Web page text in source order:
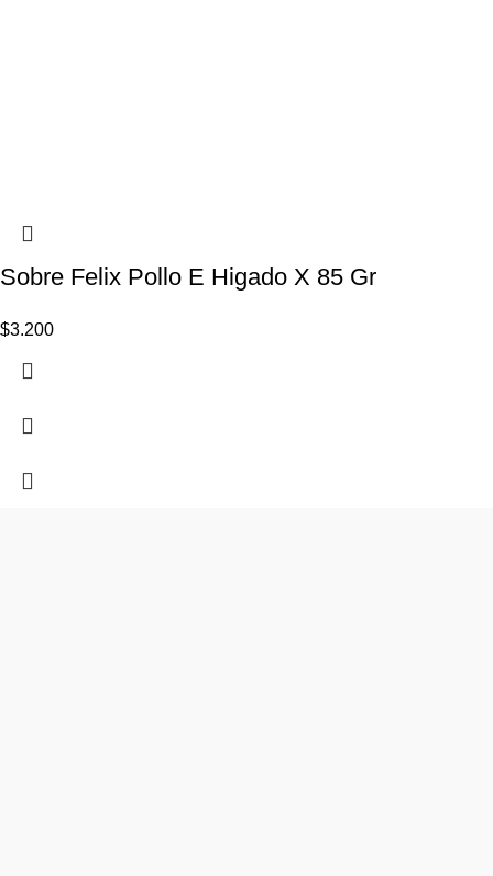
Sobre Felix Pollo E Higado X 85 Gr
$3.200